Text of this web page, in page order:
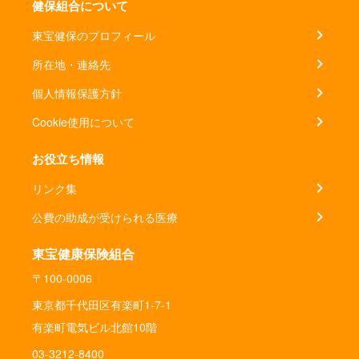
健保組合について
東宝健保のプロフィール
所在地・連絡先
個人情報保護方針
Cookie使用について
お役立ち情報
リンク集
公費の助成が受けられる医療
東宝健康保険組合
〒100-0006
東京都千代田区有楽町1-7-1
有楽町電気ビル北館10階
03-3212-8400